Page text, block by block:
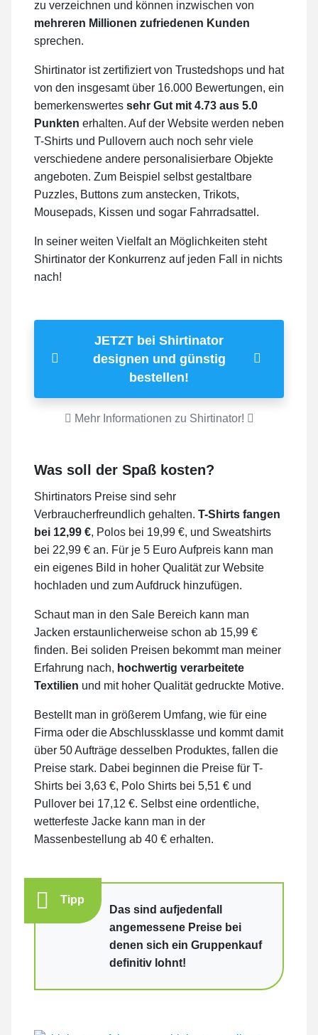
zu verzeichnen und können inzwischen von
mehreren Millionen zufriedenen Kunden
sprechen.
Shirtinator ist zertifiziert von Trustedshops und hat
von den insgesamt über 16.000 Bewertungen, ein
bemerkenswertes sehr Gut mit 4.73 aus 5.0
Punkten erhalten. Auf der Website werden neben
T-Shirts und Pullovern auch noch sehr viele
verschiedene andere personalisierbare Objekte
angeboten. Zum Beispiel selbst gestaltbare
Puzzles, Buttons zum anstecken, Trikots,
Mousepads, Kissen und sogar Fahrradsattel.
In seiner weiten Vielfalt an Möglichkeiten steht
Shirtinator der Konkurrenz auf jeden Fall in nichts
nach!
JETZT bei Shirtinator
designen und günstig
bestellen!
Mehr Informationen zu Shirtinator!
Was soll der Spaß kosten?
Shirtinators Preise sind sehr
Verbraucherfreundlich gehalten. T-Shirts fangen
bei 12,99 €, Polos bei 19,99 €, und Sweatshirts
bei 22,99 € an. Für je 5 Euro Aufpreis kann man
ein eigenes Bild in hoher Qualität zur Website
hochladen und zum Aufdruck hinzufügen.
Schaut man in den Sale Bereich kann man
Jacken erstaunlicherweise schon ab 15,99 €
finden. Bei soliden Preisen bekommt man meiner
Erfahrung nach, hochwertig verarbeitete
Textilien und mit hoher Qualität gedruckte Motive.
Bestellt man in größerem Umfang, wie für eine
Firma oder die Abschlussklasse und kommt damit
über 50 Aufträge desselben Produktes, fallen die
Preise stark. Dabei beginnen die Preise für T-
Shirts bei 3,63 €, Polo Shirts bei 5,51 € und
Pullover bei 17,12 €. Selbst eine ordentliche,
wetterfeste Jacke kann man in der
Massenbestellung ab 40 € erhalten.
Tipp
Das sind aufjedenfall
angemessene Preise bei
denen sich ein Gruppenkauf
definitiv lohnt!